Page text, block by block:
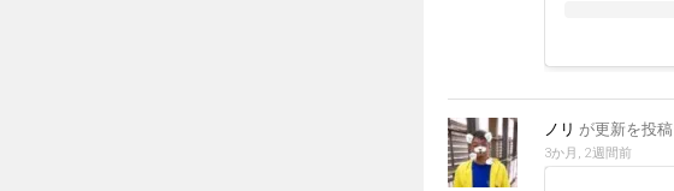
ノリ が更新を投稿
3か月, 2週間前